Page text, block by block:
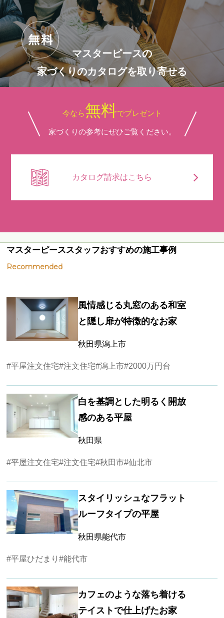
マスターピースの
家づくりのカタログを取り寄せる
今なら無料でプレゼント
家づくりの参考にぜひご覧ください。
カタログ請求はこちら
マスターピーススタッフおすすめの施工事例
Recommended
風情感じる丸窓のある和室
と隠し扉が特徴的なお家
秋田県潟上市
#平屋注文住宅#注文住宅#潟上市#2000万円台
白を基調とした明るく開放
感のある平屋
秋田県
#平屋注文住宅#注文住宅#秋田市#仙北市
スタイリッシュなフラット
ルーフタイプの平屋
秋田県能代市
#平屋ひだまり#能代市
カフェのような落ち着ける
テイストで仕上げたお家